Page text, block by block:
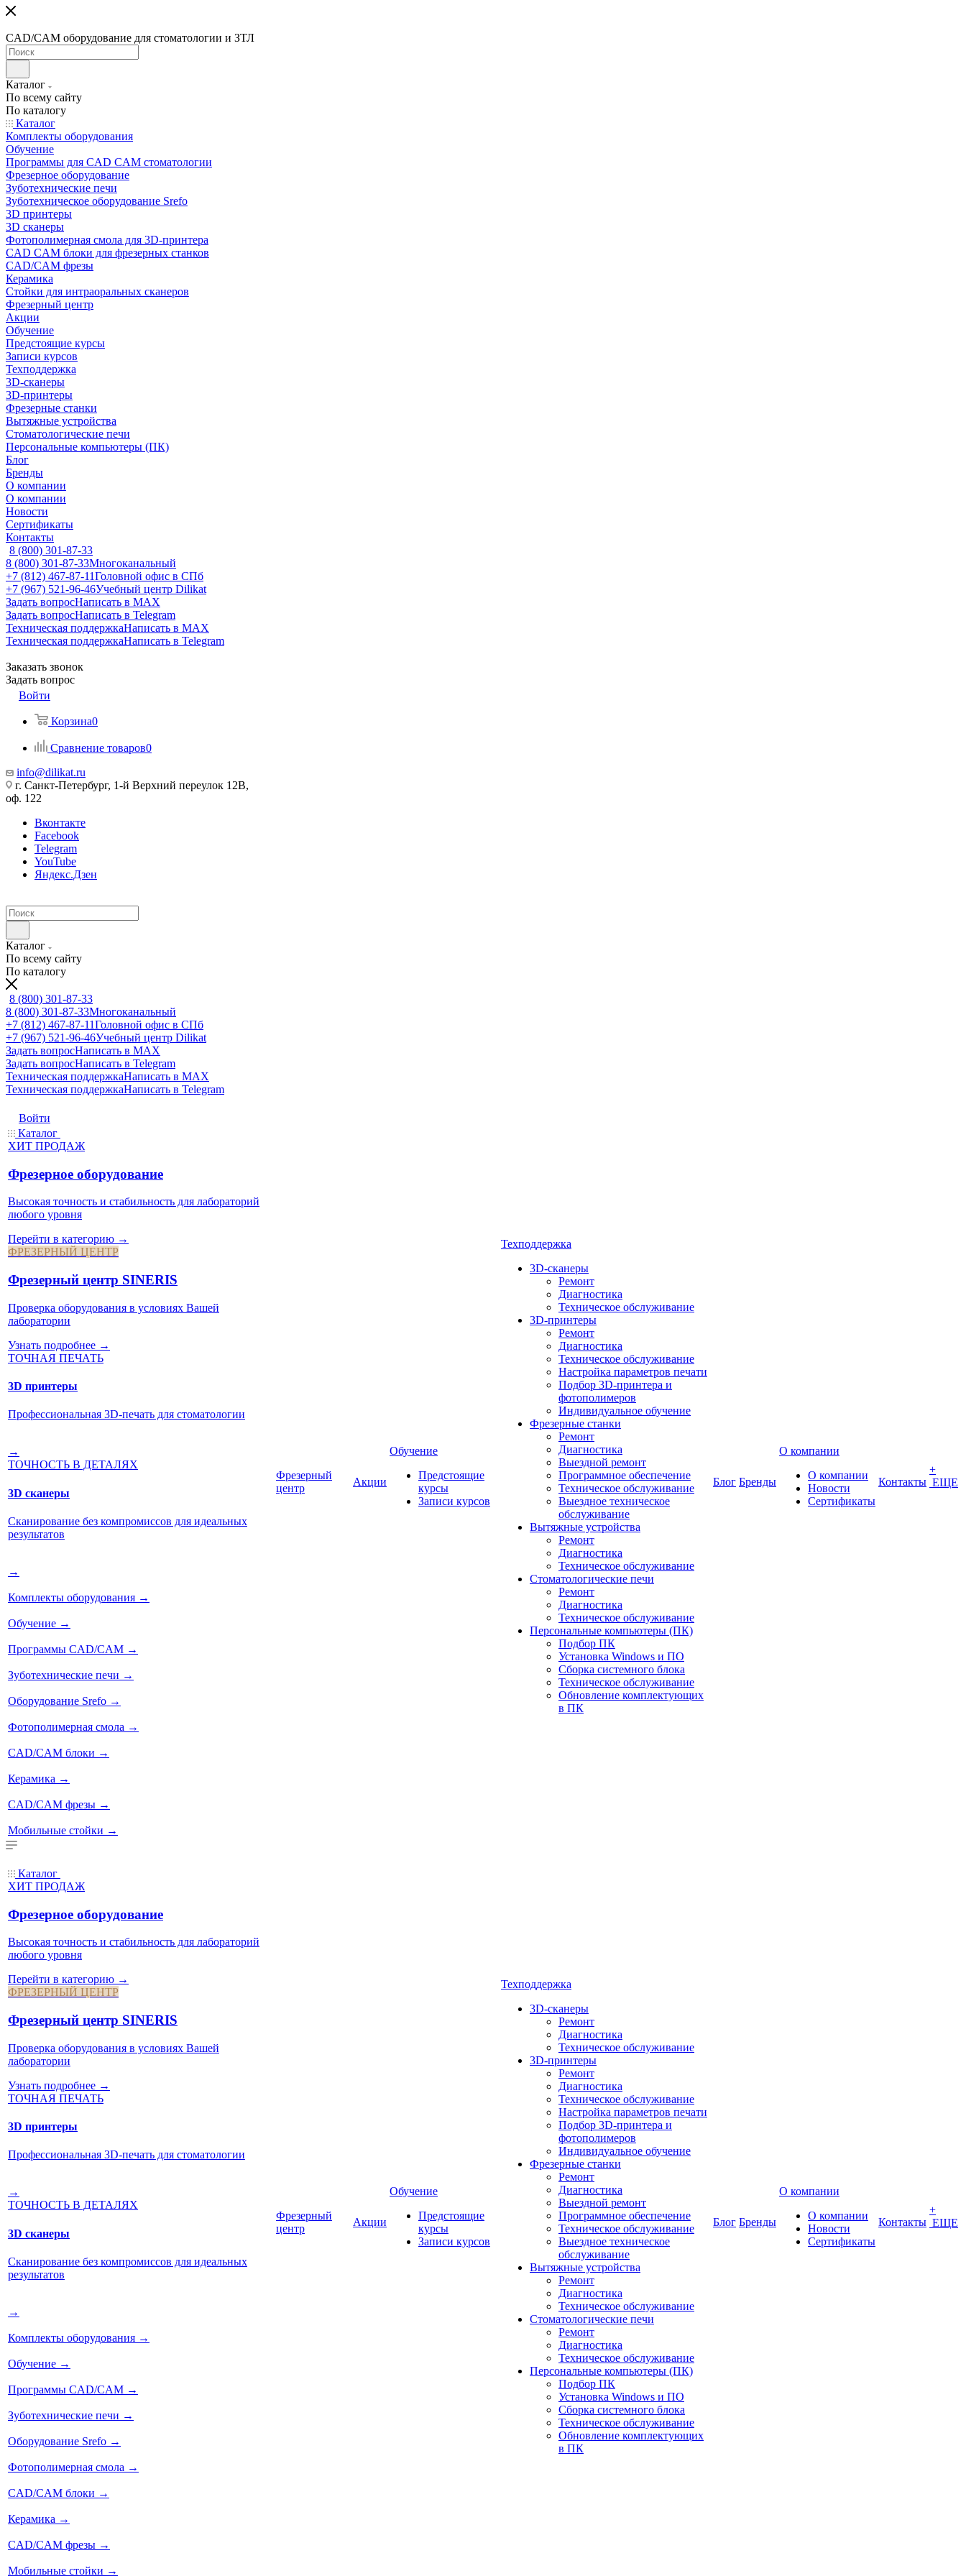
CAD/CAM оборудование для стоматологии и ЗТЛ
Каталог
По всему сайту
По каталогу
Каталог
Комплекты оборудования
Обучение
Программы для CAD CAM стоматологии
Фрезерное оборудование
Зуботехнические печи
Зуботехническое оборудование Srefo
3D принтеры
3D сканеры
Фотополимерная смола для 3D-принтера
CAD CAM блоки для фрезерных станков
CAD/CAM фрезы
Керамика
Стойки для интраоральных сканеров
Фрезерный центр
Акции
Обучение
Предстоящие курсы
Записи курсов
Техподдержка
3D-сканеры
3D-принтеры
Фрезерные станки
Вытяжные устройства
Стоматологические печи
Персональные компьютеры (ПК)
Блог
Бренды
О компании
О компании
Новости
Сертификаты
Контакты
8 (800) 301-87-33
8 (800) 301-87-33Многоканальный
+7 (812) 467-87-11Головной офис в СПб
+7 (967) 521-96-46Учебный центр Dilikat
Задать вопросНаписать в MAX
Задать вопросНаписать в Telegram
Техническая поддержкаНаписать в MAX
Техническая поддержкаНаписать в Telegram
Заказать звонок
Задать вопрос
Войти
Корзина0
Сравнение товаров0
info@dilikat.ru
г. Санкт-Петербург, 1-й Верхний переулок 12В,
оф. 122
Вконтакте
Facebook
Telegram
YouTube
Яндекс.Дзен
Каталог
По всему сайту
По каталогу
8 (800) 301-87-33
8 (800) 301-87-33Многоканальный
+7 (812) 467-87-11Головной офис в СПб
+7 (967) 521-96-46Учебный центр Dilikat
Задать вопросНаписать в MAX
Задать вопросНаписать в Telegram
Техническая поддержкаНаписать в MAX
Техническая поддержкаНаписать в Telegram
Войти
Каталог
ХИТ ПРОДАЖ
Фрезерное оборудование
Высокая точность и стабильность для лабораторий
любого уровня
Перейти в категорию →
ФРЕЗЕРНЫЙ ЦЕНТР
Фрезерный центр SINERIS
Проверка оборудования в условиях Вашей
лаборатории
Узнать подробнее →
ТОЧНАЯ ПЕЧАТЬ
3D принтеры
Профессиональная 3D-печать для стоматологии
→
ТОЧНОСТЬ В ДЕТАЛЯХ
3D сканеры
Сканирование без компромиссов для идеальных
результатов
→
Комплекты оборудования →
Обучение →
Программы CAD/CAM →
Зуботехнические печи →
Оборудование Srefo →
Фотополимерная смола →
CAD/CAM блоки →
Керамика →
CAD/CAM фрезы →
Мобильные стойки →
Фрезерный
центр
Акции
Обучение
Предстоящие
курсы
Записи курсов
Техподдержка
3D-сканеры
Ремонт
Диагностика
Техническое обслуживание
3D-принтеры
Ремонт
Диагностика
Техническое обслуживание
Настройка параметров печати
Подбор 3D-принтера и
фотополимеров
Индивидуальное обучение
Фрезерные станки
Ремонт
Диагностика
Выездной ремонт
Программное обеспечение
Техническое обслуживание
Выездное техническое
обслуживание
Вытяжные устройства
Ремонт
Диагностика
Техническое обслуживание
Стоматологические печи
Ремонт
Диагностика
Техническое обслуживание
Персональные компьютеры (ПК)
Подбор ПК
Установка Windows и ПО
Сборка системного блока
Техническое обслуживание
Обновление комплектующих
в ПК
Блог Бренды
О компании
О компании
Новости
Сертификаты
Контакты
+
ЕЩЕ
Каталог
ХИТ ПРОДАЖ
Фрезерное оборудование
Высокая точность и стабильность для лабораторий
любого уровня
Перейти в категорию →
ФРЕЗЕРНЫЙ ЦЕНТР
Фрезерный центр SINERIS
Проверка оборудования в условиях Вашей
лаборатории
Узнать подробнее →
ТОЧНАЯ ПЕЧАТЬ
3D принтеры
Профессиональная 3D-печать для стоматологии
→
ТОЧНОСТЬ В ДЕТАЛЯХ
3D сканеры
Сканирование без компромиссов для идеальных
результатов
→
Комплекты оборудования →
Обучение →
Программы CAD/CAM →
Зуботехнические печи →
Оборудование Srefo →
Фотополимерная смола →
CAD/CAM блоки →
Керамика →
CAD/CAM фрезы →
Мобильные стойки →
Фрезерный
центр
Акции
Обучение
Предстоящие
курсы
Записи курсов
Техподдержка
3D-сканеры
Ремонт
Диагностика
Техническое обслуживание
3D-принтеры
Ремонт
Диагностика
Техническое обслуживание
Настройка параметров печати
Подбор 3D-принтера и
фотополимеров
Индивидуальное обучение
Фрезерные станки
Ремонт
Диагностика
Выездной ремонт
Программное обеспечение
Техническое обслуживание
Выездное техническое
обслуживание
Вытяжные устройства
Ремонт
Диагностика
Техническое обслуживание
Стоматологические печи
Ремонт
Диагностика
Техническое обслуживание
Персональные компьютеры (ПК)
Подбор ПК
Установка Windows и ПО
Сборка системного блока
Техническое обслуживание
Обновление комплектующих
в ПК
Блог Бренды
О компании
О компании
Новости
Сертификаты
Контакты
+
ЕЩЕ